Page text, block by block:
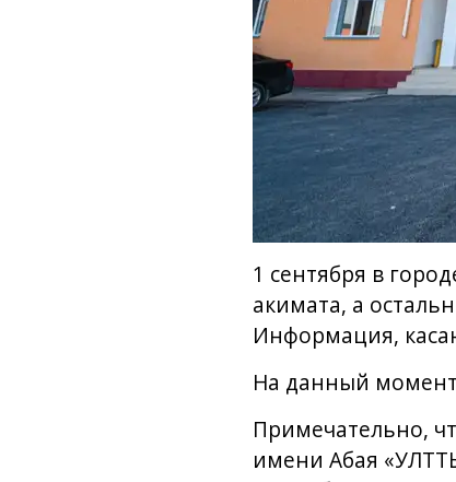
1 сентября в
акимата, а
Информация,
На данный момент
Примечательно,
имени Абая